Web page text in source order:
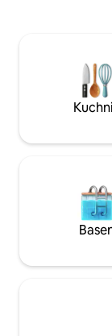
na spokojnych
anulowanie i
gwarantują